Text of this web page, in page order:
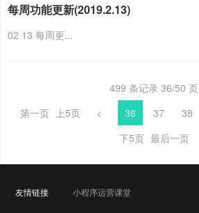
每周功能更新(2019.2.13)
02 13 每周更...
499 条记录 36/50 页
第一页 上5页 < 36 37 38
下5页 最后一页
友情链接 小程序运营课堂